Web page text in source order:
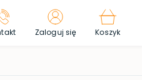
Zaloguj się Koszyk